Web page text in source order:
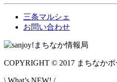
三条マルシェ
お問い合わせ
COPYRIGHT © 2017 まちなかポ